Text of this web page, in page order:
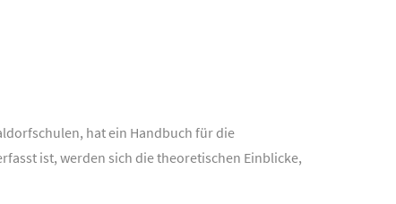
hat ein Handbuch für die
ist, werden sich die theoretischen Einblicke,